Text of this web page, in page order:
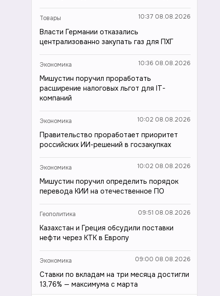
Товары 10:37 08.08.2026
Власти Германии отказались
централизованно закупать газ для ПХГ
Экономика 10:36 08.08.2026
Мишустин поручил проработать
расширение налоговых льгот для IT-
компаний
Экономика 10:02 08.08.2026
Правительство проработает приоритет
российских ИИ-решений в госзакупках
Экономика 10:02 08.08.2026
Мишустин поручил определить порядок
перевода КИИ на отечественное ПО
Геополитика 09:51 08.08.2026
Казахстан и Греция обсудили поставки
нефти через КТК в Европу
Экономика 09:00 08.08.2026
Ставки по вкладам на три месяца достигли
13,76% — максимума с марта